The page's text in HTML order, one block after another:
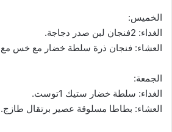
الخميس:
الغداء: 2فنجان لبن صدر دجاجة.
العشاء: فنجان ذرة سلطة خضار مع خس مع
الجمعة:
الغداء: سلطة خضار ستيك 1توست.
العشاء: بطاطا مسلوقة عصير برتقال طازج.